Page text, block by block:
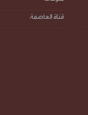
قناة العاصمة